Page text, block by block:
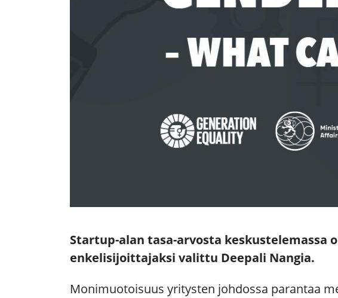
Startup-alan tasa-arvosta
enkelisijoittajaksi valittu Deepali Nangia.
Monimuotoisuus yritysten johdossa parantaa